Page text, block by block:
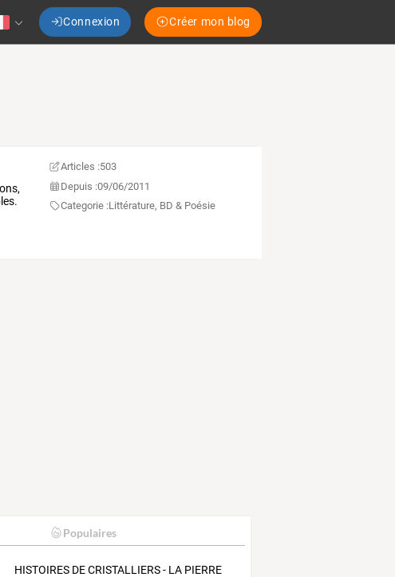
Connexion Créer mon blog
Articles :503
Depuis :09/06/2011
Categorie :Littérature, BD & Poésie
Populaires
HISTOIRES DE CRISTALLIERS - LA PIERRE